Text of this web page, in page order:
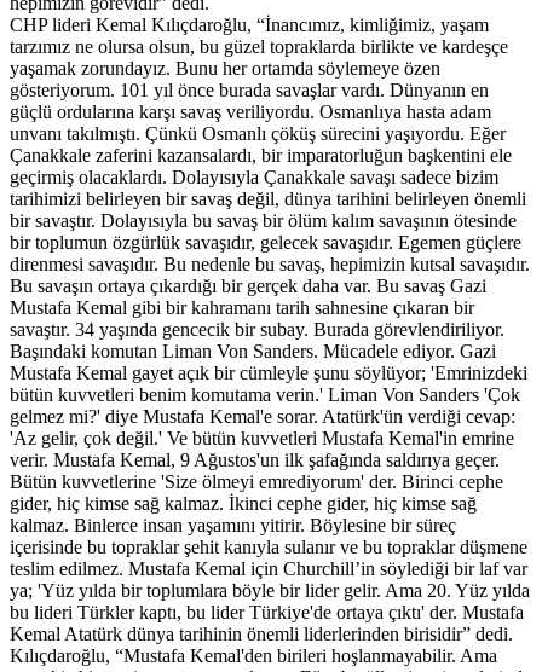
CHP lideri Kemal Kılıçdaroğlu, “İnancımız, kimliğimiz, yaşam
tarzımız ne olursa olsun, bu güzel topraklarda birlikte ve kardeşçe
yaşamak zorundayız. Bunu her ortamda söylemeye özen
gösteriyorum. 101 yıl önce burada savaşlar vardı. Dünyanın en
güçlü ordularına karşı savaş veriliyordu. Osmanlıya hasta adam
unvanı takılmıştı. Çünkü Osmanlı çöküş sürecini yaşıyordu. Eğer
Çanakkale zaferini kazansalardı, bir imparatorluğun başkentini ele
geçirmiş olacaklardı. Dolayısıyla Çanakkale savaşı sadece bizim
tarihimizi belirleyen bir savaş değil, dünya tarihini belirleyen önemli
bir savaştır. Dolayısıyla bu savaş bir ölüm kalım savaşının ötesinde
bir toplumun özgürlük savaşıdır, gelecek savaşıdır. Egemen güçlere
direnmesi savaşıdır. Bu nedenle bu savaş, hepimizin kutsal savaşıdır.
Bu savaşın ortaya çıkardığı bir gerçek daha var. Bu savaş Gazi
Mustafa Kemal gibi bir kahramanı tarih sahnesine çıkaran bir
savaştır. 34 yaşında gencecik bir subay. Burada görevlendiriliyor.
Başındaki komutan Liman Von Sanders. Mücadele ediyor. Gazi
Mustafa Kemal gayet açık bir cümleyle şunu söylüyor; 'Emrinizdeki
bütün kuvvetleri benim komutama verin.' Liman Von Sanders 'Çok
gelmez mi?' diye Mustafa Kemal'e sorar. Atatürk'ün verdiği cevap:
'Az gelir, çok değil.' Ve bütün kuvvetleri Mustafa Kemal'in emrine
verir. Mustafa Kemal, 9 Ağustos'un ilk şafağında saldırıya geçer.
Bütün kuvvetlerine 'Size ölmeyi emrediyorum' der. Birinci cephe
gider, hiç kimse sağ kalmaz. İkinci cephe gider, hiç kimse sağ
kalmaz. Binlerce insan yaşamını yitirir. Böylesine bir süreç
içerisinde bu topraklar şehit kanıyla sulanır ve bu topraklar düşmene
teslim edilmez. Mustafa Kemal için Churchill’in söylediği bir laf var
ya; 'Yüz yılda bir toplumlara böyle bir lider gelir. Ama 20. Yüz yılda
bu lideri Türkler kaptı, bu lider Türkiye'de ortaya çıktı' der. Mustafa
Kemal Atatürk dünya tarihinin önemli liderlerinden birisidir” dedi.
Kılıçdaroğlu, “Mustafa Kemal'den birileri hoşlanmayabilir. Ama